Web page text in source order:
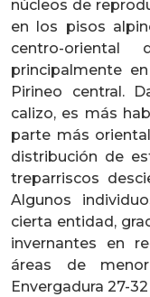
núcleos de
en los pisos
centro-oriental
principalmente
Pirineo central.
calizo, es más
parte más
distribución de
treparriscos
Algunos
cierta entidad,
invernantes en
áreas de
Envergadura 27-